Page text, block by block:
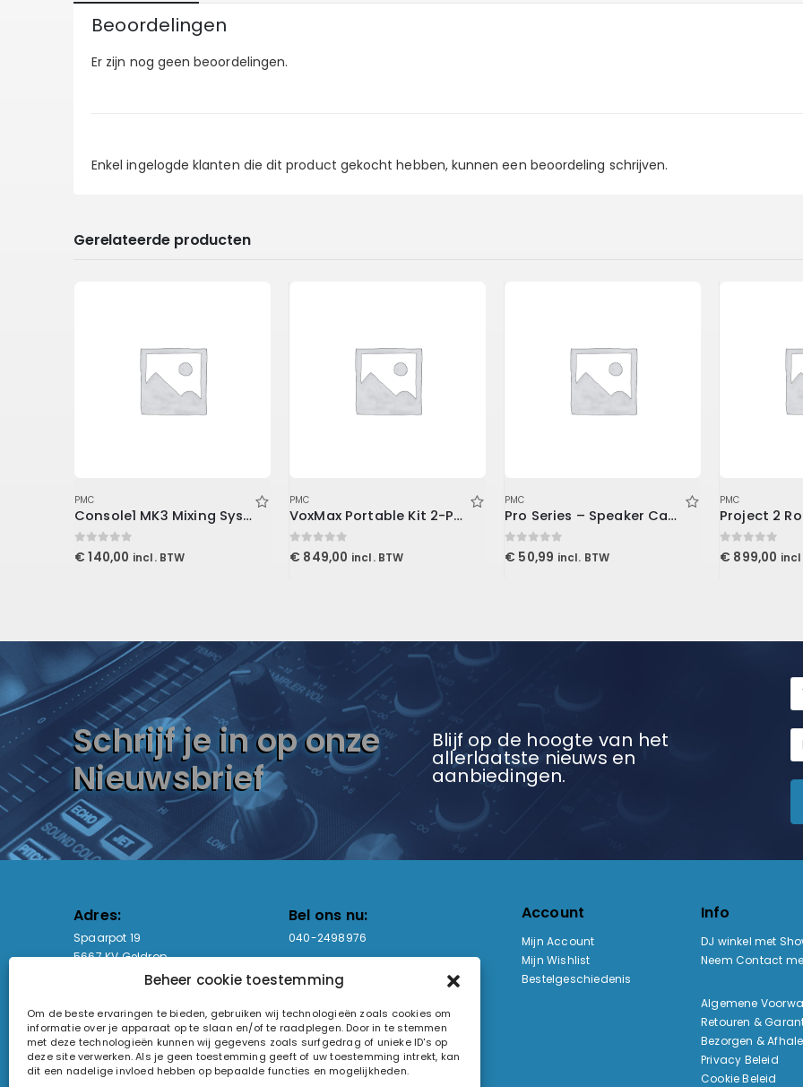
Beheer cookie toestemming
Om de beste ervaringen te bieden, gebruiken wij technologieën zoals cookies om
informatie over je apparaat op te slaan en/of te raadplegen. Door in te stemmen
met deze technologieën kunnen wij gegevens zoals surfgedrag of unieke ID's op
deze site verwerken. Als je geen toestemming geeft of uw toestemming intrekt, kan
dit een nadelige invloed hebben op bepaalde functies en mogelijkheden.
Beoordelingen
Er zijn nog geen beoordelingen.
Enkel ingelogde klanten die dit product gekocht hebben, kunnen een beoordeling schrijven.
Gerelateerde producten
PMC
Console1 MK3 Mixing System Stand
0out of 5
€ 140,00 incl. BTW
PMC
VoxMax Portable Kit 2-ProMax V2, 1-Mudguard V2, 2-Stand Mount LENRD
0out of 5
€ 849,00 incl. BTW
PMC
Pro Series – Speaker Cabinet TS Cable 3′ (0.9 m)
0out of 5
€ 50,99 incl. BTW
PMC
0out of 5
€ 899,00
Schrijf je in op onze
Nieuwsbrief
Blijf op de hoogte van het
allerlaatste nieuws en
aanbiedingen.
Adres:
Spaarpot 19
5667 KV Geldrop
Bel ons nu:
040-2498976
sales@lightandsound.store
Openingstijden:
Ma - Vr: 09:00-17:00
Za: Enkel op afspraak
KvK-nummer: 60857196
Btw-nummer: NL854090368B01
Account
Mijn Account
Mijn Wishlist
Bestelgeschiedenis
Info
DJ winkel met
Neem Contact
Algemene
Retouren &
Bezorgen &
Privacy Beleid
Cookie Beleid